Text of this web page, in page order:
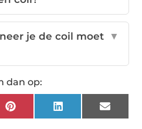
je de coil moet
▼
dan op:
PinterestLinkedInEmail